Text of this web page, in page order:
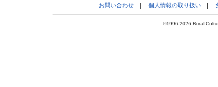
お問い合わせ | 個人情報の取り扱い |
©1996-2026 Rural